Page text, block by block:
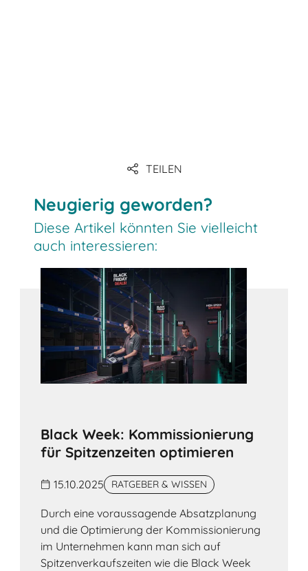
TEILEN
Neugierig geworden?
Diese Artikel könnten Sie vielleicht
auch interessieren:
Black Week: Kommissionierung
für Spitzenzeiten optimieren
15.10.2025 RATGEBER & WISSEN
Durch eine voraussagende Absatzplanung
und die Optimierung der Kommissionierung
im Unternehmen kann man sich auf
Spitzenverkaufszeiten wie die Black Week